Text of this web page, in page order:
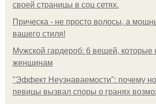
своей страницы в соц сетях.
Прическа - не просто волосы, а
вашего стиля!
Мужской гардероб: 6 вещей, которые
женщинам
"Эффект Неузнаваемости": почему
певицы вызвал споры о гранях